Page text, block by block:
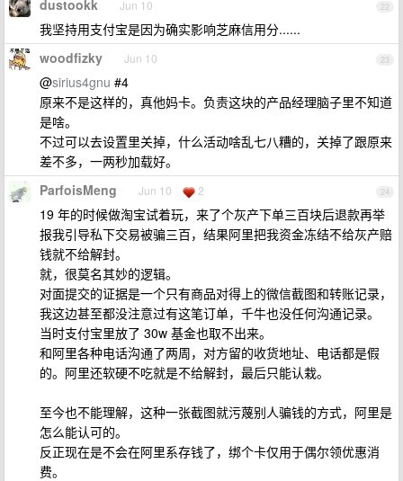
22
dustookk Jun 10
我坚持用支付宝是因为确实影响芝麻信用分......
23
woodfizky Jun 10
@sirius4gnu #4
原来不是这样的，真他妈卡。负责这块的产品经理脑子里不知道
是啥。
不过可以去设置里关掉，什么活动啥乱七八糟的，关掉了跟原来
差不多，一两秒加载好。
24
ParfoisMeng Jun 10 2
19 年的时候做淘宝试着玩，来了个灰产下单三百块后退款再举
报我引导私下交易被骗三百，结果阿里把我资金冻结不给灰产赔
钱就不给解封。
就，很莫名其妙的逻辑。
对面提交的证据是一个只有商品对得上的微信截图和转账记录，
我这边甚至都没注意过有这笔订单，千牛也没任何沟通记录。
当时支付宝里放了 30w 基金也取不出来。
和阿里各种电话沟通了两周，对方留的收货地址、电话都是假
的。阿里还软硬不吃就是不给解封，最后只能认栽。
至今也不能理解，这种一张截图就污蔑别人骗钱的方式，阿里是
怎么能认可的。
反正现在是不会在阿里系存钱了，绑个卡仅用于偶尔领优惠消
费。